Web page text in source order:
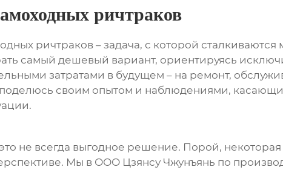
ричтраков
ричтраков– задача, с которой
самый дешевый вариант, ориентируясь
затратами в будущем – на ремонт,
поделюсь своим опытом и наблюдениями,
не всегда выгодное решение. Порой,
Мы в ООО Цзянсу Чжунъянь по